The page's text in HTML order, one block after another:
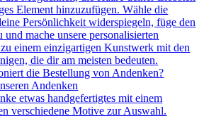
Element hinzuzufügen. Wähle die
Persönlichkeit widerspiegeln, füge den
und mache unsere personalisierten
einem einzigartigen Kunstwerk mit den
die dir am meisten bedeuten.
die Bestellung von Andenken?
Andenken
etwas handgefertigtes mit einem
verschiedene Motive zur Auswahl.